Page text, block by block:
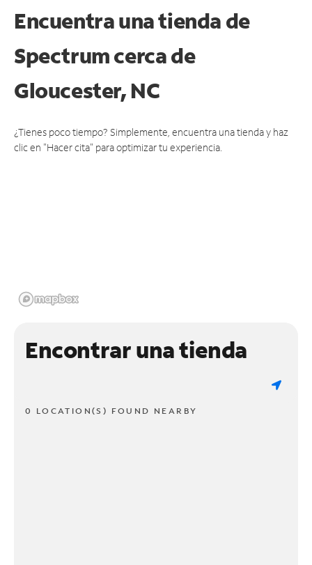
Encuentra una tienda de
Spectrumcerca de
Gloucester, NC
¿Tienes poco tiempo? Simplemente, encuentra una tienda y haz
clic en "Hacer cita" para optimizar tu experiencia.
Encontrar una tienda
0 LOCATION(S) FOUND NEARBY